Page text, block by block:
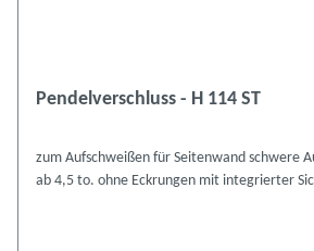
Pendelverschluss - H 114 ST
zum Aufschweißen für Seitenwand schwere
ab 4,5 to. ohne Eckrungen mit integrierter